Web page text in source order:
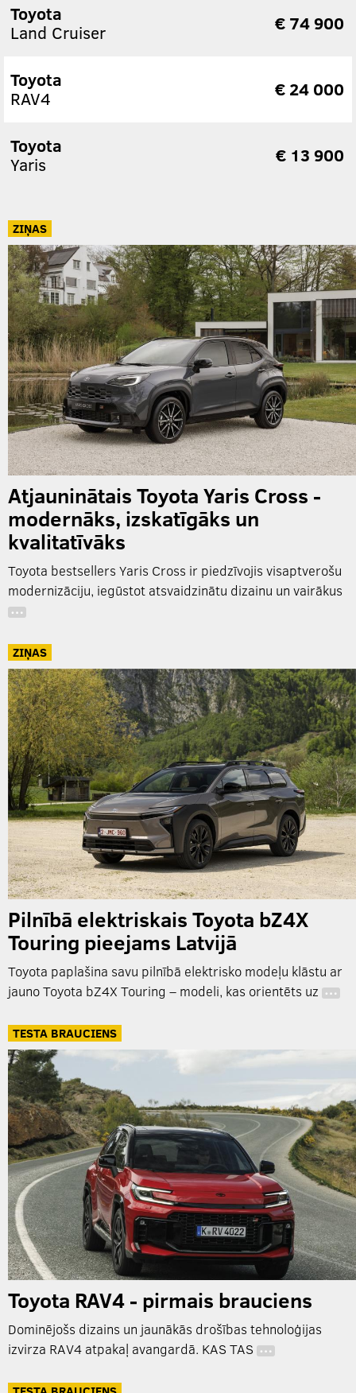
Toyota
Land Cruiser
€ 74 900
Toyota
RAV4
€ 24 000
Toyota
Yaris
€ 13 900
ZIŅAS
Atjauninātais Toyota Yaris Cross -
modernāks, izskatīgāks un
kvalitatīvāks
Toyota bestsellers Yaris Cross ir piedzīvojis visaptverošu
modernizāciju, iegūstot atsvaidzinātu dizainu un vairākus
…
ZIŅAS
Pilnībā elektriskais Toyota bZ4X
Touring pieejams Latvijā
Toyota paplašina savu pilnībā elektrisko modeļu klāstu ar
jauno Toyota bZ4X Touring – modeli, kas orientēts uz …
TESTA BRAUCIENS
Toyota RAV4 - pirmais brauciens
Dominējošs dizains un jaunākās drošības tehnoloģijas
izvirza RAV4 atpakaļ avangardā. KAS TAS …